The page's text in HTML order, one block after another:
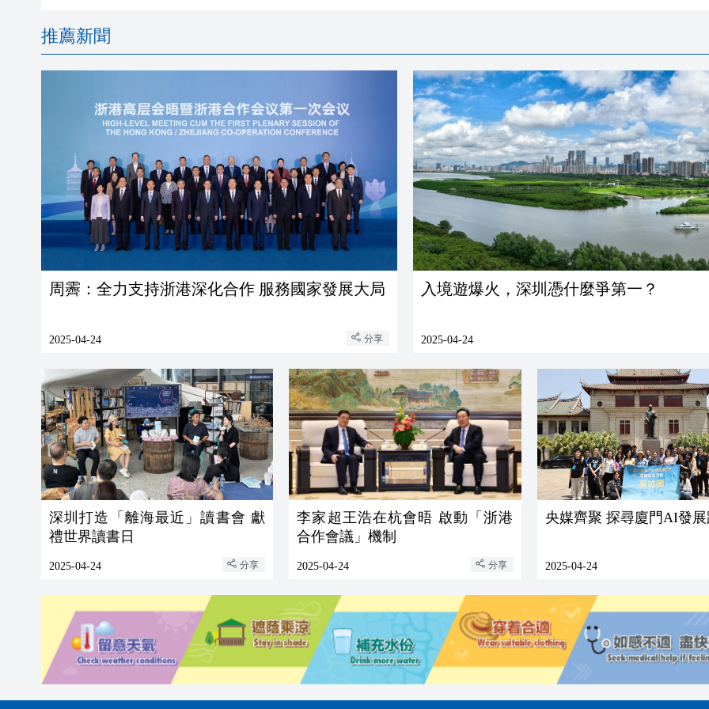
推薦新聞
周霽：全力支持浙港深化合作 服務國家發展大局
2025-04-24 分享
入境遊爆火，深圳憑什麼爭第一？
2025-04-24
深圳打造「離海最近」讀書會 獻
禮世界讀書日
2025-04-24 分享
李家超王浩在杭會晤 啟動「浙港
合作會議」機制
2025-04-24 分享
央媒齊聚 探尋廈門AI發
2025-04-24